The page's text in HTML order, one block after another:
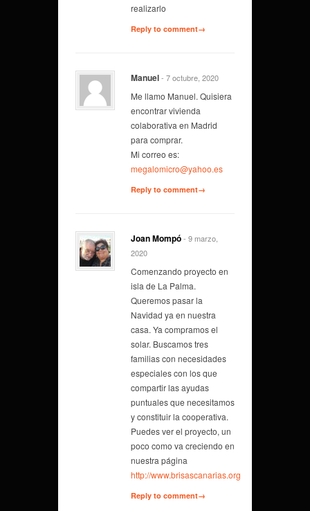
realizarlo
Reply to comment→
Manuel- 7 octubre, 2020
Me llamo Manuel. Quisiera
encontrar vivienda
colaborativa en Madrid
para comprar.
Mi correo es:
megalomicro@yahoo.es
Reply to comment→
Joan Mompó- 9 marzo,
2020
Comenzando proyecto en
isla de La Palma.
Queremos pasar la
Navidad ya en nuestra
casa. Ya compramos el
solar. Buscamos tres
familias con necesidades
especiales con los que
compartir las ayudas
puntuales que necesitamos
y constituir la cooperativa.
Puedes ver el proyecto, un
poco como va creciendo en
nuestra página
http://www.brisascanarias.org
Reply to comment→